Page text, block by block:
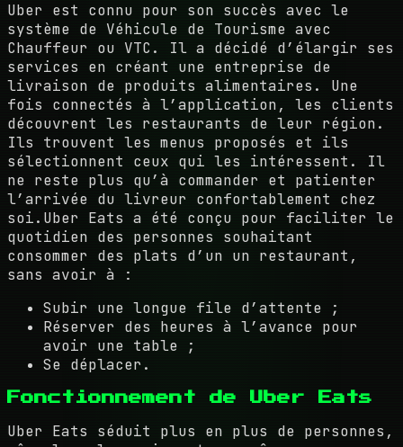
Uber est connu pour son succès avec le
système de Véhicule de Tourisme avec
Chauffeur ou VTC. Il a décidé d’élargir ses
services en créant une entreprise de
livraison de produits alimentaires. Une
fois connectés à l’application, les clients
découvrent les restaurants de leur région.
Ils trouvent les menus proposés et ils
sélectionnent ceux qui les intéressent. Il
ne reste plus qu’à commander et patienter
l’arrivée du livreur confortablement chez
soi.Uber Eats a été conçu pour faciliter le
quotidien des personnes souhaitant
consommer des plats d’un un restaurant,
sans avoir à :
Subir une longue file d’attente ;
Réserver des heures à l’avance pour
avoir une table ;
Se déplacer.
Fonctionnement de Uber Eats
Uber Eats séduit plus en plus de personnes,